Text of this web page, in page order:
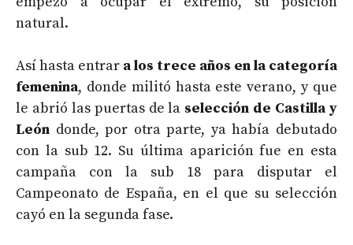
natural.
Así hasta entrar a los trece años en la categoría
femenina, donde militó hasta este verano, y que
le abrió las puertas de la selección de Castilla y
León donde, por otra parte, ya había debutado
con la sub 12. Su última aparición fue en esta
campaña con la sub 18 para disputar el
Campeonato de España, en el que su selección
cayó en la segunda fase.